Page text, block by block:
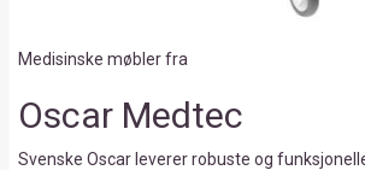
Medisinske møbler fra
Oscar Medtec
Svenske Oscar leverer robuste og